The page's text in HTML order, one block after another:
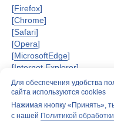
Для обеспечения удобства
сайта используются cookies
Нажимая кнопку «Принять»,
с нашей Политикой
[Firefox]
[Chrome]
[Safari]
[Opera]
[MicrosoftEdge]
[Internet Explorer]
(1) Обращаем внимание,
прозрачности обработки